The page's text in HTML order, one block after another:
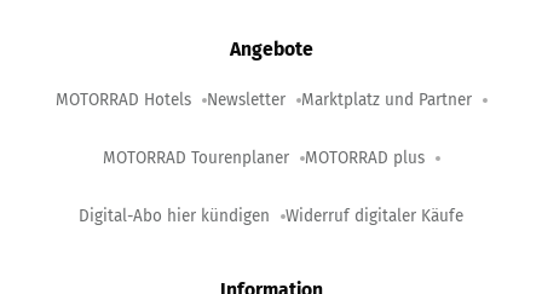
Angebote
MOTORRAD Hotels Newsletter Marktplatz und Partner
MOTORRAD Tourenplaner MOTORRAD plus
Digital-Abo hier kündigen Widerruf digitaler Käufe
Information